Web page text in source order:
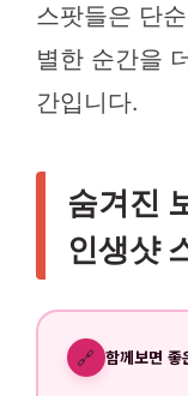
스팟들은 단
별한 순간을
간입니다.
숨겨진
인생샷
🔗 함께보면 좋